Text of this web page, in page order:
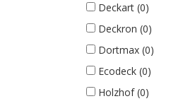
Deckart (0)
Deckron (0)
Dortmax (0)
Ecodeck (0)
Holzhof (0)